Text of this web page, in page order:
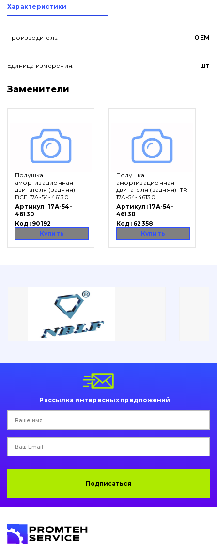
О нас
Вакансии
Каталог
Фильтры и смазочные материалы
Ходовая часть
Коронки, зубья, адаптера, пальцы, фиксаторы
Защита (ковша, адаптера)
Подушки амортизационные
Гидравлика
Трансмиссия
Рама и кузов
Дорожная фреза
написати
Характеристики
Производитель: OEM
Единица измерения: шт
Заменители
Подушка
амортизационная
двигателя (задняя)
BCE 17A-54-46130
Артикул:17A-54-
46130
Код: 90192
Купить
Подушка
амортизационная
двигателя (задняя) ITR
17A-54-46130
Артикул:17A-54-
46130
Код: 62358
Купить
Рассылка интересных предложений
Подписаться